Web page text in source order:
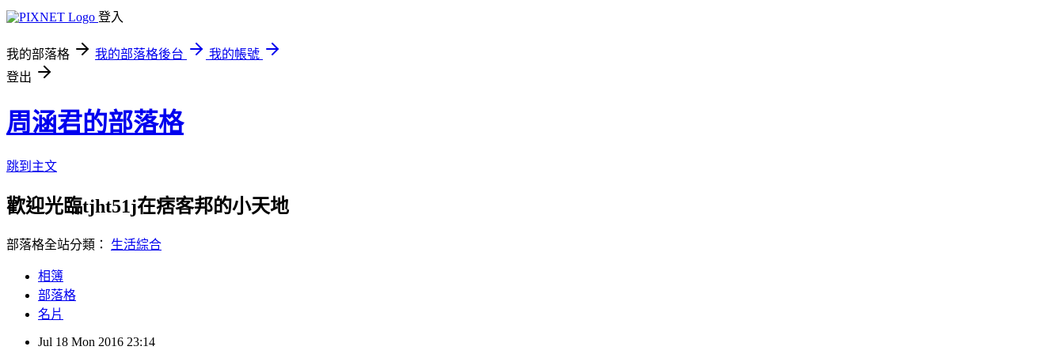
登入
我的部落格 我的部落格後台
我的帳號
登出
周涵君的部落格
跳到主文
歡迎光臨tjht51j在痞客邦的小天地
部落格全站分類： 生活綜合
相簿
部落格
名片
Jul 18 Mon 2016 23:14